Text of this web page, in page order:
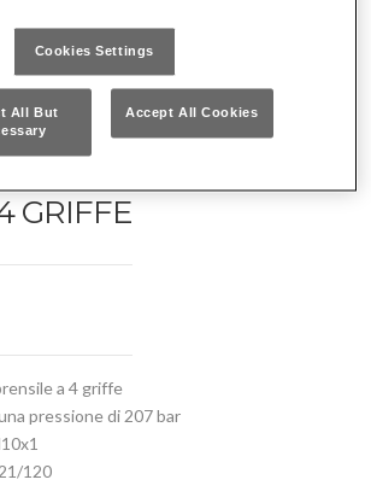
GRIFFE
a 4 griffe
pressione di 207 bar
120
Cookies Settings
All But
Accept All Cookies